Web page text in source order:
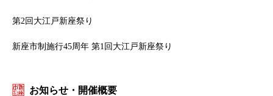
第2回大江戸新座祭り
新座市制施行45周年 第1回大江戸新座祭り
お知らせ・開催概要